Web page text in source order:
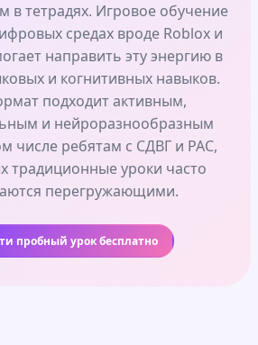
в тетрадях. Игровое обучение
средах вроде Roblox и
направить эту энергию в
и когнитивных навыков.
подходит активным,
и нейроразнообразным
числе ребятам с СДВГ и РАС,
традиционные уроки часто
перегружающими.
пробный урок бесплатно